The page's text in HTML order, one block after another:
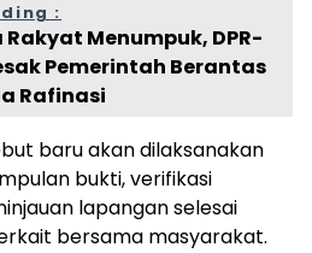
:
Rakyat Menumpuk, DPR-
Pemerintah Berantas
Rafinasi
baru akan dilaksanakan
bukti, verifikasi
lapangan selesai
bersama masyarakat.